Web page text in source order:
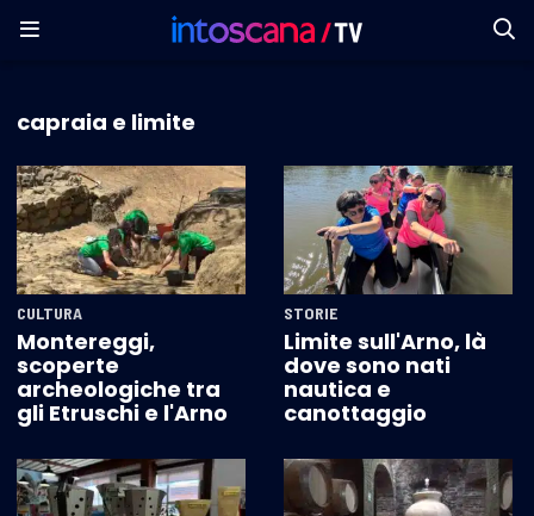
capraia e limite
CULTURA
Montereggi,
scoperte
archeologiche tra
gli Etruschi e l'Arno
STORIE
Limite sull'Arno, là
dove sono nati
nautica e
canottaggio